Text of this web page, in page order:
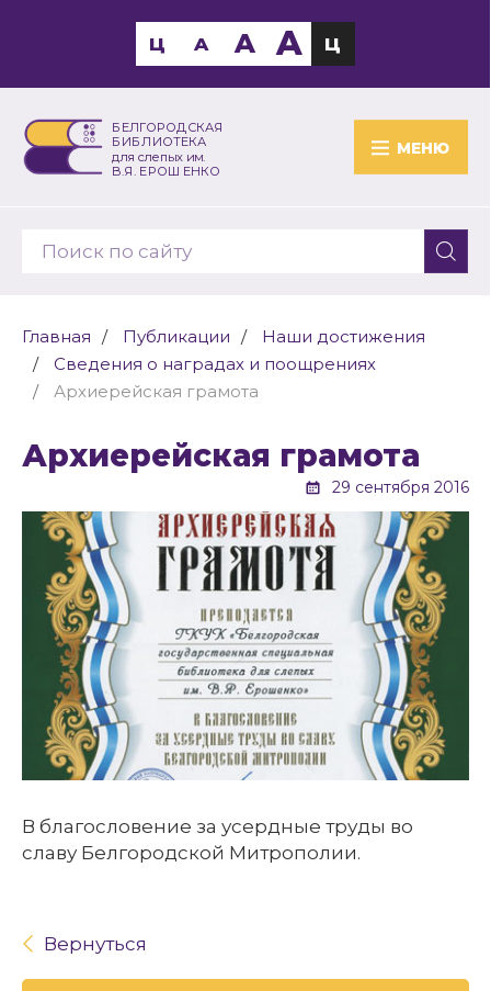
БЕЛГОРОДСКАЯ
БИБЛИОТЕКА
для слепых им.
В.Я. ЕРОШЕНКО
МЕНЮ
Ц A A A Ц
Главная Публикации
Наши достижения
Сведения о наградах и поощрениях
Архиерейская грамота
Архиерейская грамота
29 сентября 2016
В благословение за усердные труды во
славу Белгородской Митрополии.
Вернуться